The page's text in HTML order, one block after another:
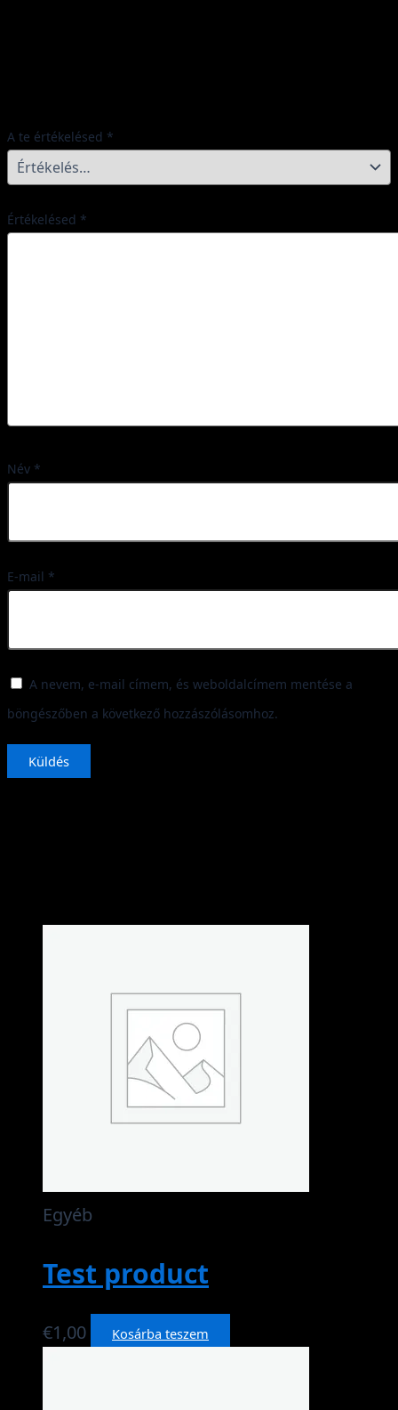
A te értékelésed *
Értékelésed *
Név *
E-mail *
A nevem, e-mail címem, és weboldalcímem mentése a
böngészőben a következő hozzászólásomhoz.
Egyéb
Test product
€1,00 Kosárba teszem